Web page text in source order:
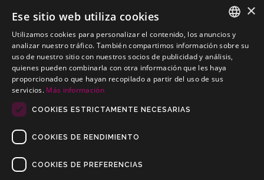
FIAT Uno
Kits electricos económicos para FIAT Uno
SPANISH
PORTUGUESE
×
Ese sitio web utiliza cookies
Utilizamos cookies para personalizar el contenido, los anuncios y
analizar nuestro tráfico. También compartimos información sobre su
uso de nuestro sitio con nuestros socios de publicidad y análisis,
quienes pueden combinarla con otra información que les haya
proporcionado o que hayan recopilado a partir del uso de sus
servicios. Más información
COOKIES ESTRICTAMENTE NECESARIAS
COOKIES DE RENDIMIENTO
COOKIES DE PREFERENCIAS